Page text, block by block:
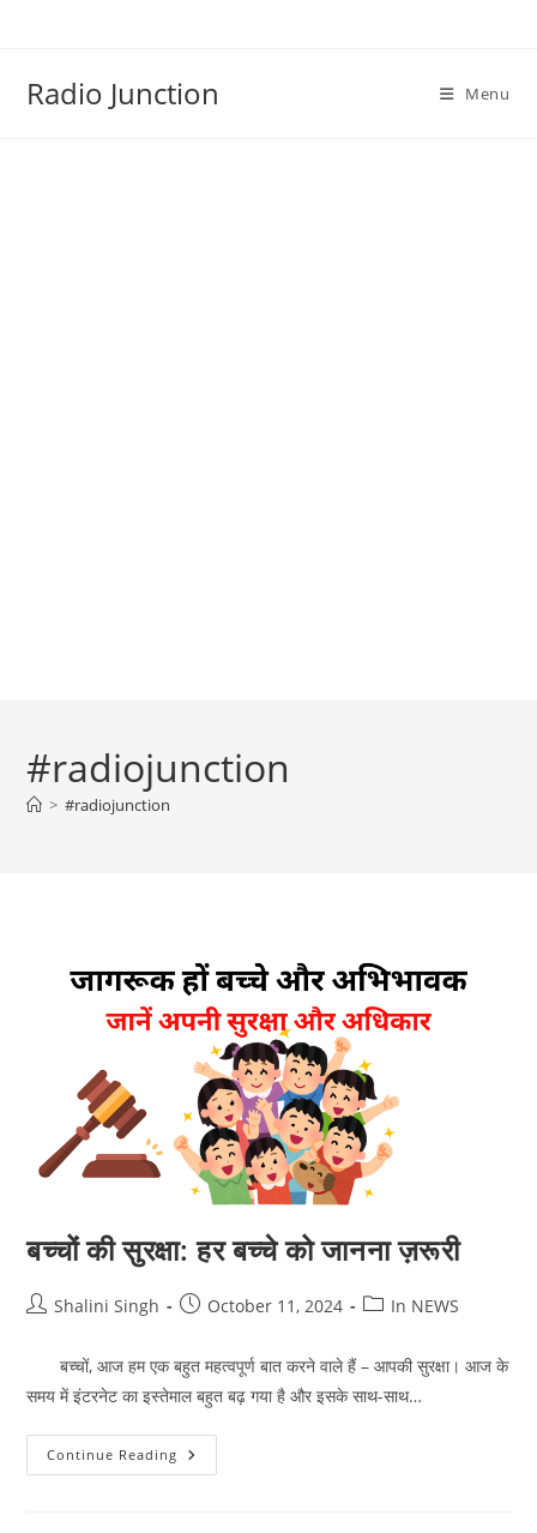
Radio Junction Menu
#radiojunction
> #radiojunction
बच्चों की सुरक्षा: हर बच्चे को जानना ज़रूरी
PostShalini Singh
PostOctober 11, 2024
PostIn NEWS
बच्चों, आज हम एक बहुत महत्वपूर्ण बात करने वाले हैं – आपकी सुरक्षा। आज के
समय में इंटरनेट का इस्तेमाल बहुत बढ़ गया है और इसके साथ-साथ…
Continue Reading बच्चों
की